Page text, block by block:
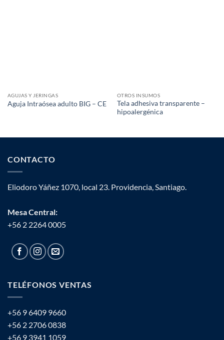
AGUJAS Y JERINGAS
Aguja Intraósea adulto BIG – CE
OTROS INSUMOS
Tela adhesiva transparente –
hipoalergénica
CONTACTO
Eliodoro Yáñez 1070, local 23. Providencia, Santiago.
Mesa Central:
+56 2 2264 0005
TELÉFONOS VENTAS
+56 9 6409 9660
+56 2 2706 0838
+56 9 3941 1059